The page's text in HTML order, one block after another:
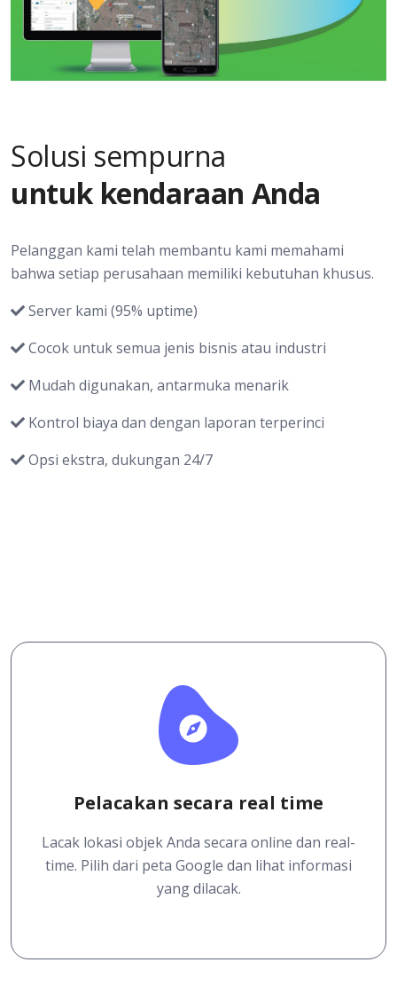
Solusi sempurna
untuk kendaraan Anda
Pelanggan kami telah membantu kami memahami
bahwa setiap perusahaan memiliki kebutuhan khusus.
Server kami (95% uptime)
Cocok untuk semua jenis bisnis atau industri
Mudah digunakan, antarmuka menarik
Kontrol biaya dan dengan laporan terperinci
Opsi ekstra, dukungan 24/7
Pelacakan secara real time
Lacak lokasi objek Anda secara online dan real-
time. Pilih dari peta Google dan lihat informasi
yang dilacak.